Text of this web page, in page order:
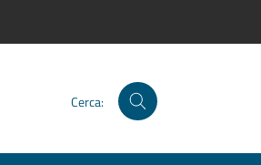
Cerca: